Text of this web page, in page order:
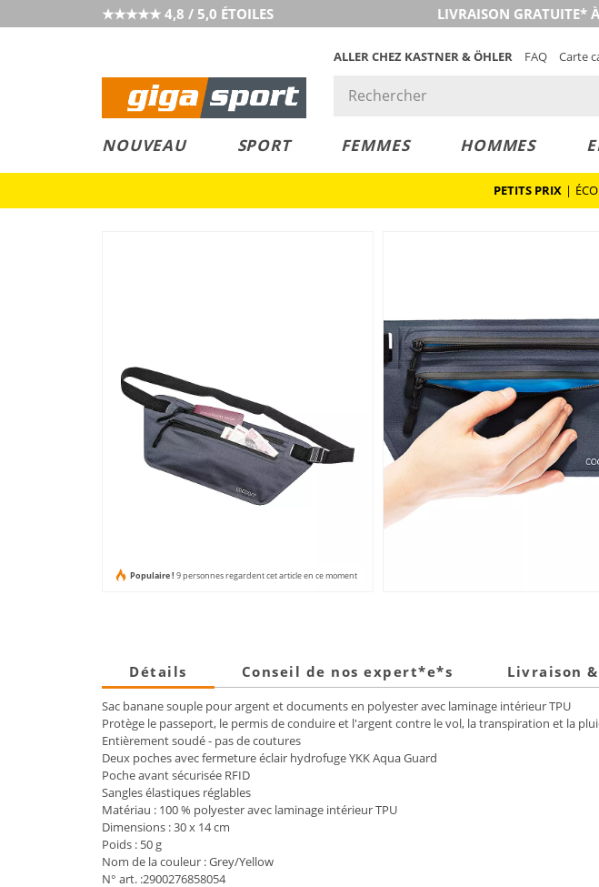
★★★★★ 4,8 / 5,0 ÉTOILES LIVRAISON GRATUITE*
ALLER CHEZ KASTNER & ÖHLER FAQ Carte
NOUVEAU SPORT FEMMES HOMMES
PETITS PRIX |
Populaire ! 9 personnes regardent cet article en ce moment
Détails Conseil de nos expert*e*s Livraison
Sac banane souple pour argent et documents en polyester avec laminage intérieur TPU
Protège le passeport, le permis de conduire et l'argent contre le vol, la transpiration et la
Entièrement soudé - pas de coutures
Deux poches avec fermeture éclair hydrofuge YKK Aqua Guard
Poche avant sécurisée RFID
Sangles élastiques réglables
Matériau : 100 % polyester avec laminage intérieur TPU
Dimensions : 30 x 14 cm
Poids : 50 g
Nom de la couleur : Grey/Yellow
N° art. :2900276858054